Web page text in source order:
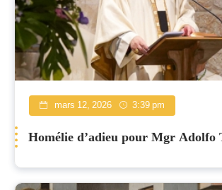
mars 12, 2026 3:39 pm
Homélie d’adieu pour Mgr Adolfo